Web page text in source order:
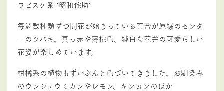
ワビスケ系 ‘昭和侘助’
毎週数種類ずつ開花が始まっている百合が原緑のセンタ
ーのツバキ。真っ赤や薄桃色、純白な花弁の可愛らしい
花姿が楽しめています。
柑橘系の植物もずいぶんと色づいてきました。お馴染み
のウンシュウミカンやレモン、キンカンのほか